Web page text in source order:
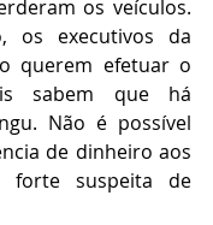
os veículos.
os executivos da
querem efetuar o
sabem que há
Não é possível
de dinheiro aos
forte suspeita de